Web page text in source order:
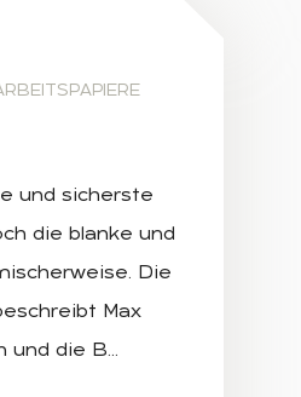
und sicherste
die blanke und
Die
Max
und die B…